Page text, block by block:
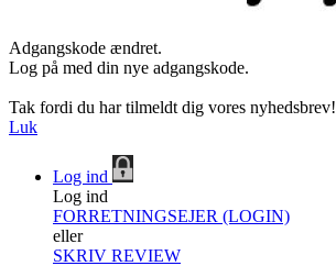
Adgangskode ændret.
Log på med din nye adgangskode.
Tak fordi du har tilmeldt dig vores nyhedsbrev!
Luk
Log ind
Log ind
FORRETNINGSEJER (LOGIN)
eller
SKRIV REVIEW